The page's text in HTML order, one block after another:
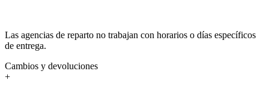
Las agencias de reparto no trabajan con horarios o días específicos
de entrega.
Cambios y devoluciones
+